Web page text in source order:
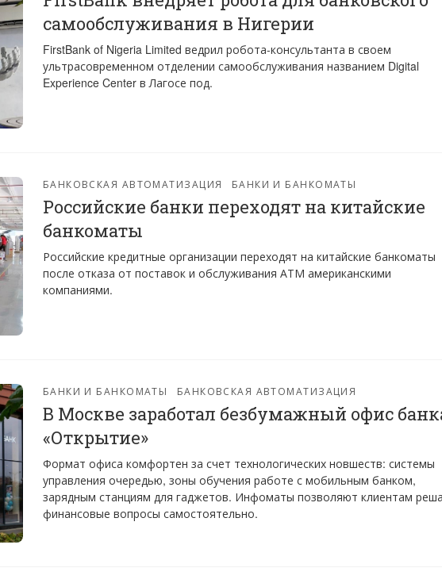
самообслуживания в Нигерии
FirstBank of Nigeria Limited ведрил робота-консультанта в своем
ультрасовременном отделении самообслуживания названием Digital
Experience Center в Лагосе под.
БАНКОВСКАЯ АВТОМАТИЗАЦИЯ БАНКИ И БАНКОМАТЫ
Российские банки переходят на китайские
банкоматы
Российские кредитные организации переходят на китайские банкоматы
после отказа от поставок и обслуживания АТМ американскими
компаниями.
БАНКИ И БАНКОМАТЫ БАНКОВСКАЯ АВТОМАТИЗАЦИЯ
В Москве заработал безбумажный офис
«Открытие»
Формат офиса комфортен за счет технологических новшеств: системы
управления очередью, зоны обучения работе с мобильным банком,
зарядным станциям для гаджетов. Инфоматы позволяют клиентам
финансовые вопросы самостоятельно.